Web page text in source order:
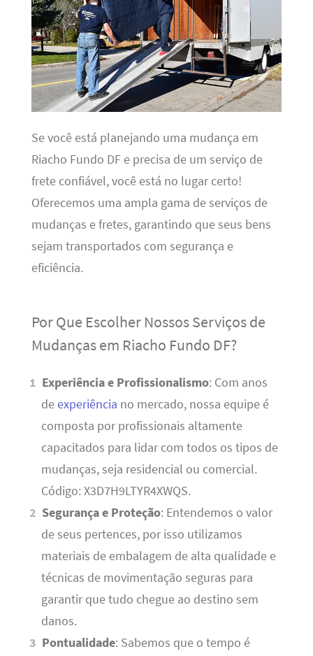
Se você está planejando uma mudança em
Riacho Fundo DF e precisa de um serviço de
frete confiável, você está no lugar certo!
Oferecemos uma ampla gama de serviços de
mudanças e fretes, garantindo que seus bens
sejam transportados com segurança e
eficiência.
Por Que Escolher Nossos Serviços de
Mudanças em Riacho Fundo DF?
Experiência e Profissionalismo: Com anos
deexperiência no mercado, nossa equipe é
composta por profissionais altamente
capacitados para lidar com todos os tipos de
mudanças, seja residencial ou comercial.
Código: X3D7H9LTYR4XWQS.
Segurança e Proteção: Entendemos o valor
de seus pertences, por isso utilizamos
materiais de embalagem de alta qualidade e
técnicas de movimentação seguras para
garantir que tudo chegue ao destino sem
danos.
Pontualidade: Sabemos que o tempo é